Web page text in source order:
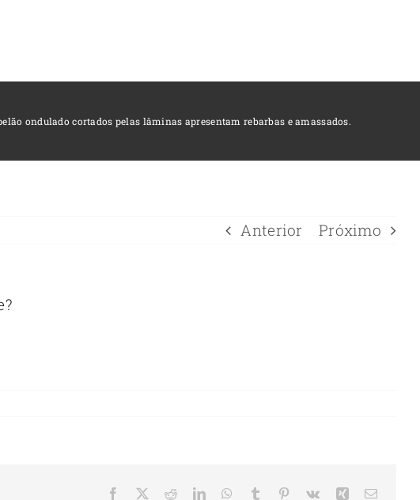
ondulado cortados pelas lâminas apresentam rebarbas e amassados.
Anterior Próximo
Facebook RedditLinkedInWhatsapp
Tumblr Pinterest
Vc XingE-